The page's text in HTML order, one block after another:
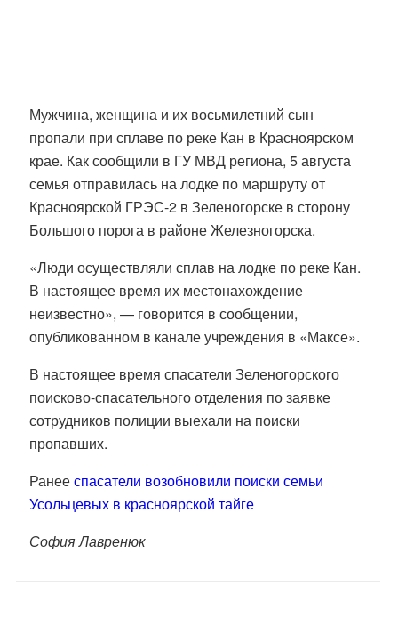
Мужчина, женщина и их восьмилетний сын
пропали при сплаве по реке Кан в Красноярском
крае. Как сообщили в ГУ МВД региона, 5 августа
семья отправилась на лодке по маршруту от
Красноярской ГРЭС-2 в Зеленогорске в сторону
Большого порога в районе Железногорска.
«Люди осуществляли сплав на лодке по реке Кан.
В настоящее время их местонахождение
неизвестно», — говорится в сообщении,
опубликованном в канале учреждения в «Максе».
В настоящее время спасатели Зеленогорского
поисково-спасательного отделения по заявке
сотрудников полиции выехали на поиски
пропавших.
Ранееспасатели возобновили поиски семьи
Усольцевых в красноярской тайге
София Лавренюк